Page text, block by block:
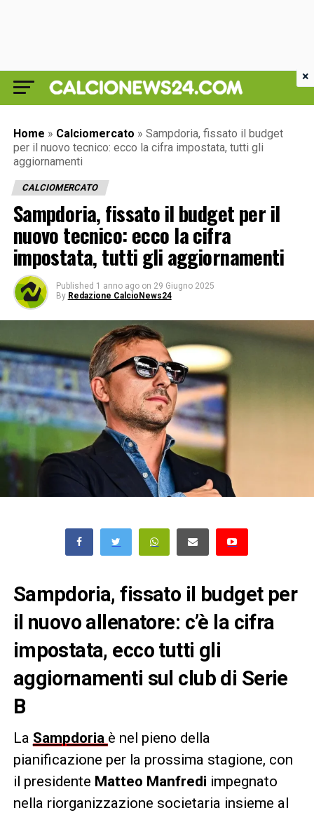
Home » Calciomercato » Sampdoria, fissato il budget
per il nuovo tecnico: ecco la cifra impostata, tutti gli
aggiornamenti
CALCIOMERCATO
Sampdoria, fissato il budget per il
nuovo tecnico: ecco la cifra
impostata, tutti gli aggiornamenti
Published 1 anno ago on 29 Giugno 2025
By Redazione CalcioNews24
Sampdoria, fissato il budget per
il nuovo allenatore: c’è la cifra
impostata, ecco tutti gli
aggiornamenti sul club di Serie
B
La Sampdoria è nel pieno della
pianificazione per la prossima stagione, con
il presidente Matteo Manfredi impegnato
nella riorganizzazione societaria insieme al
×